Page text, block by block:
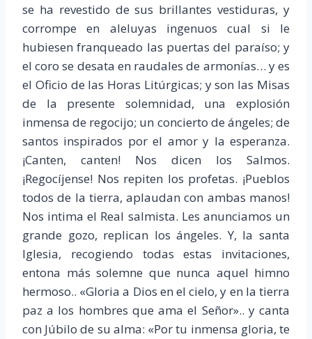
se ha revestido de sus brillantes vestiduras, y
corrompe en aleluyas ingenuos cual si le
hubiesen franqueado las puertas del paraíso; y
el coro se desata en raudales de armonías… y es
el Oficio de las Horas Litúrgicas; y son las Misas
de la presente solemnidad, una explosión
inmensa de regocijo; un concierto de ángeles; de
santos inspirados por el amor y la esperanza.
¡Canten, canten! Nos dicen los Salmos.
¡Regocíjense! Nos repiten los profetas. ¡Pueblos
todos de la tierra, aplaudan con ambas manos!
Nos intima el Real salmista. Les anunciamos un
grande gozo, replican los ángeles. Y, la santa
Iglesia, recogiendo todas estas invitaciones,
entona más solemne que nunca aquel himno
hermoso.. «Gloria a Dios en el cielo, y en la tierra
paz a los hombres que ama el Señor».. y canta
con Júbilo de su alma: «Por tu inmensa gloria, te